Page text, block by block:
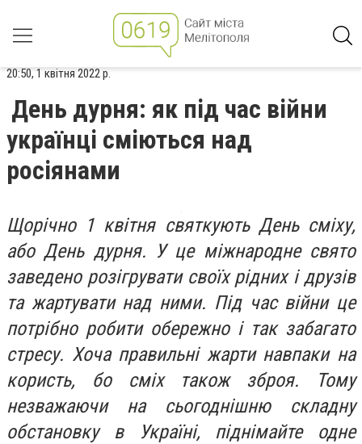
20:50, 1 квітня 2022 р.
День дурня: як під час війни
українці сміються над
росіянами
Щорічно 1 квітня святкують День сміху,
або День дурня. У це міжнародне свято
заведено розігрувати своїх рідних і друзів
та жартувати над ними. Під час війни це
потрібно робити обережно і так забагато
стресу. Хоча правильні жарти навпаки на
користь, бо сміх також зброя. Тому
незважаючи на сьогоднішню складну
обстановку в Україні, піднімайте одне